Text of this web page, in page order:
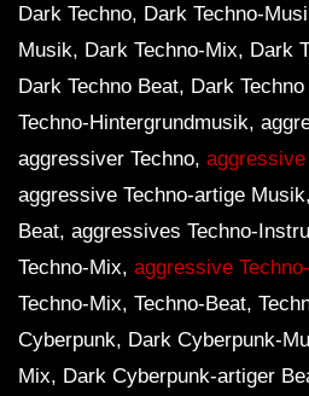
Dark Techno, Dark Techno-
Musik, Dark Techno-Mix, Dark
Dark Techno Beat, Dark
Techno-Hintergrundmusik,
aggressiver Techno,
aggressive Techno-artige
Beat, aggressives Techno-
Techno-Mix, aggressive
Techno-Mix, Techno-Beat,
Cyberpunk, Dark Cyberpunk-
Mix, Dark Cyberpunk-artiger